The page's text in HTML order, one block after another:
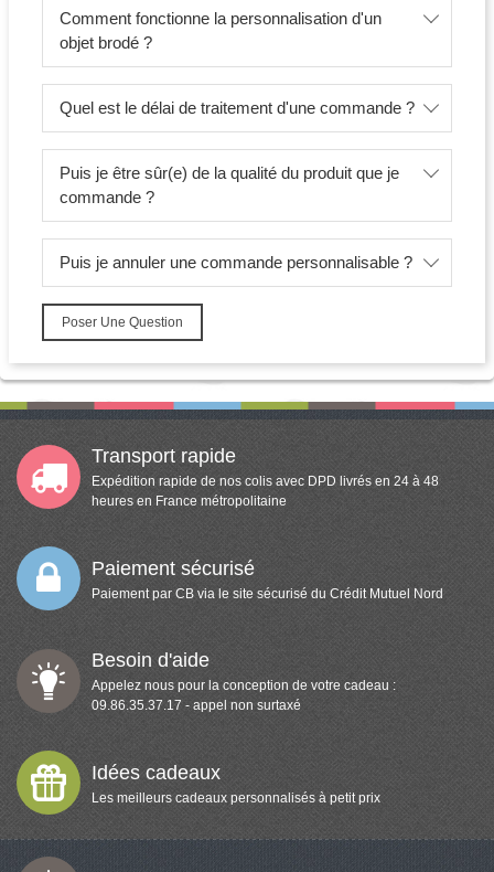
Comment fonctionne la personnalisation d'un
objet brodé ?
Quel est le délai de traitement d'une commande ?
Puis je être sûr(e) de la qualité du produit que je
commande ?
Puis je annuler une commande personnalisable ?
Poser Une Question
Transport rapide
Expédition rapide de nos colis avec DPD livrés en 24 à 48
heures en France métropolitaine
Paiement sécurisé
Paiement par CB via le site sécurisé du Crédit Mutuel Nord
Besoin d'aide
Appelez nous pour la conception de votre cadeau :
09.86.35.37.17 - appel non surtaxé
Idées cadeaux
Les meilleurs cadeaux personnalisés à petit prix